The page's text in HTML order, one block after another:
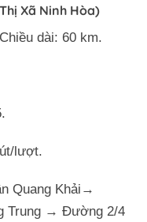
Xã Ninh Hòa)
dài: 60 km.
lượt.
Quang Khải→
Trung → Đường 2/4